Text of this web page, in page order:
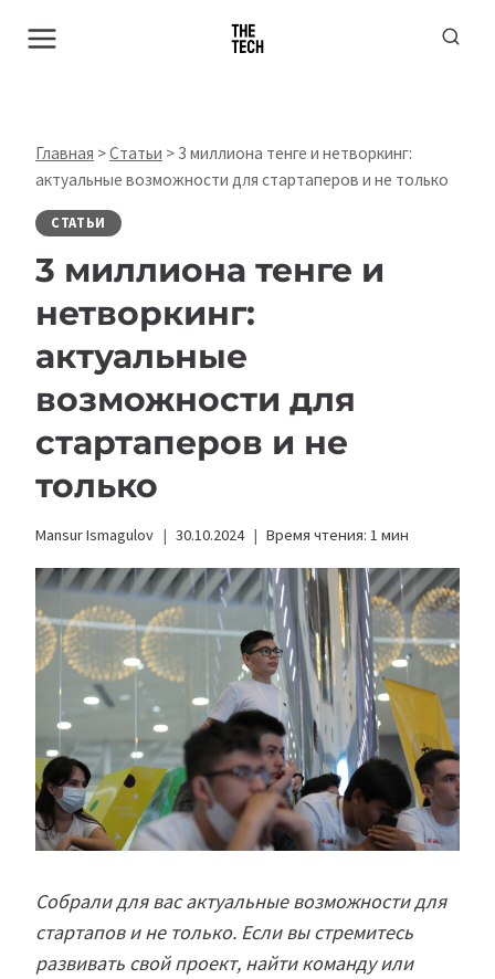
Главная >Статьи > 3 миллиона тенге и нетворкинг:
актуальные возможности для стартаперов и не только
СТАТЬИ
3 миллиона тенге и
нетворкинг:
актуальные
возможности для
стартаперов и не
только
Mansur Ismagulov 30.10.2024 Время чтения: 1 мин
Собрали для вас актуальные возможности для
стартапов и не только. Если вы стремитесь
развивать свой проект, найти команду или